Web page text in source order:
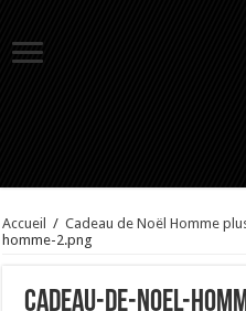
Accueil / Cadeau de Noël Homme
homme-2.png
cadeau-de-noel-